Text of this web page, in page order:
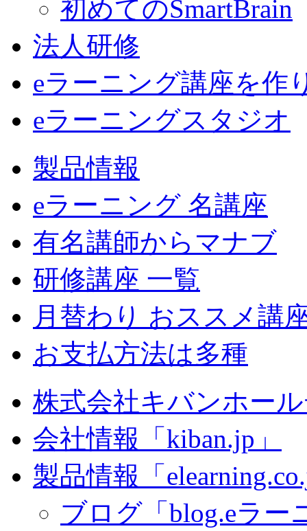
初めてのSmartBrain
法人研修
eラーニング講座を作
eラーニングスタジオ
製品情報
eラーニング 名講座
有名講師からマナブ
研修講座 一覧
月替わり おススメ講
お支払方法は多種
株式会社キバンホー
会社情報「kiban.jp」
製品情報「
ブログ「blog.eラー